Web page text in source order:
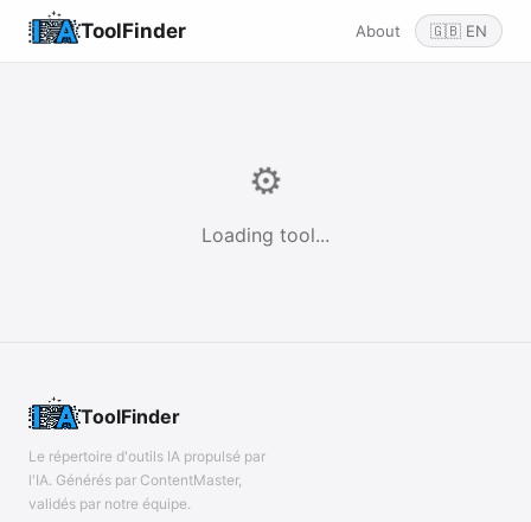
ToolFinder About 🇬🇧 EN
⚙️
Loading tool...
ToolFinder
Le répertoire d'outils IA propulsé par
l'IA. Générés par ContentMaster,
validés par notre équipe.